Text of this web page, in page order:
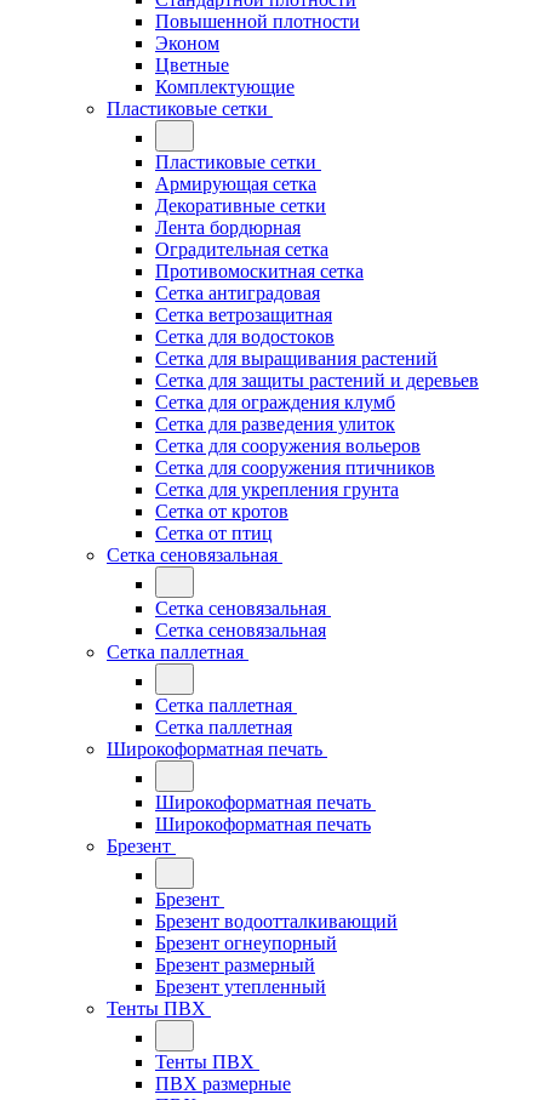
Повышенной плотности
Эконом
Цветные
Комплектующие
Пластиковые сетки
Пластиковые сетки
Армирующая сетка
Декоративные сетки
Лента бордюрная
Оградительная сетка
Противомоскитная сетка
Сетка антиградовая
Сетка ветрозащитная
Сетка для водостоков
Сетка для выращивания растений
Сетка для защиты растений и деревьев
Сетка для ограждения клумб
Сетка для разведения улиток
Сетка для сооружения вольеров
Сетка для сооружения птичников
Сетка для укрепления грунта
Сетка от кротов
Сетка от птиц
Сетка сеновязальная
Сетка сеновязальная
Сетка сеновязальная
Сетка паллетная
Сетка паллетная
Сетка паллетная
Широкоформатная печать
Широкоформатная печать
Широкоформатная печать
Брезент
Брезент
Брезент водоотталкивающий
Брезент огнеупорный
Брезент размерный
Брезент утепленный
Тенты ПВХ
Тенты ПВХ
ПВХ размерные